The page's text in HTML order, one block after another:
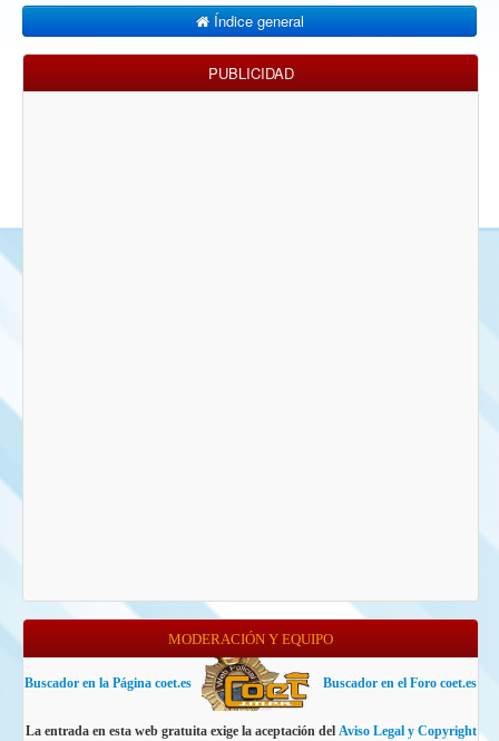
Índice general
PUBLICIDAD
MODERACIÓN Y EQUIPO
Buscador en la Página coet.es Buscador en el Foro coet.es
La entrada en esta web gratuita exige la aceptación del Aviso Legal y Copyright